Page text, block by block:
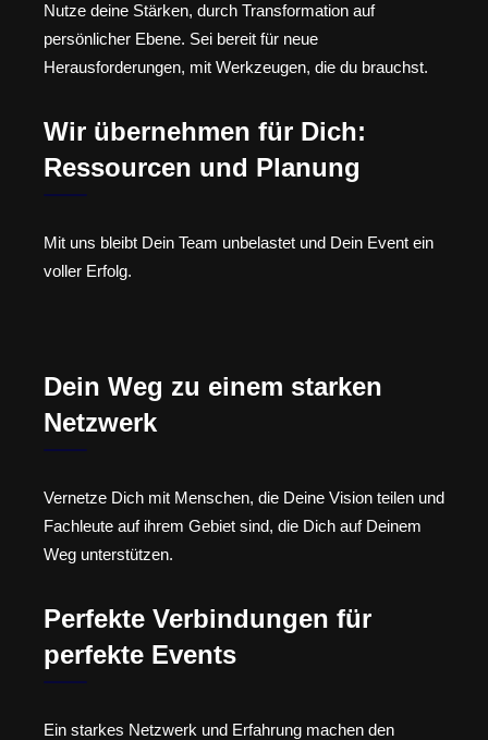
Nutze deine Stärken, durch Transformation auf
persönlicher Ebene. Sei bereit für neue
Herausforderungen, mit Werkzeugen, die du brauchst.
Wir übernehmen für Dich:
Ressourcen und Planung
Mit uns bleibt Dein Team unbelastet und Dein Event ein
voller Erfolg.
Dein Weg zu einem starken
Netzwerk
Vernetze Dich mit Menschen, die Deine Vision teilen und
Fachleute auf ihrem Gebiet sind, die Dich auf Deinem
Weg unterstützen.
Perfekte Verbindungen für
perfekte Events
Ein starkes Netzwerk und Erfahrung machen den